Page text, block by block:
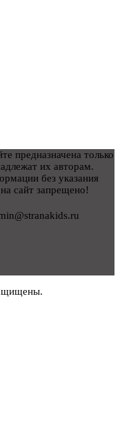
предназначена только
их авторам.
без указания
сайт запрещено!